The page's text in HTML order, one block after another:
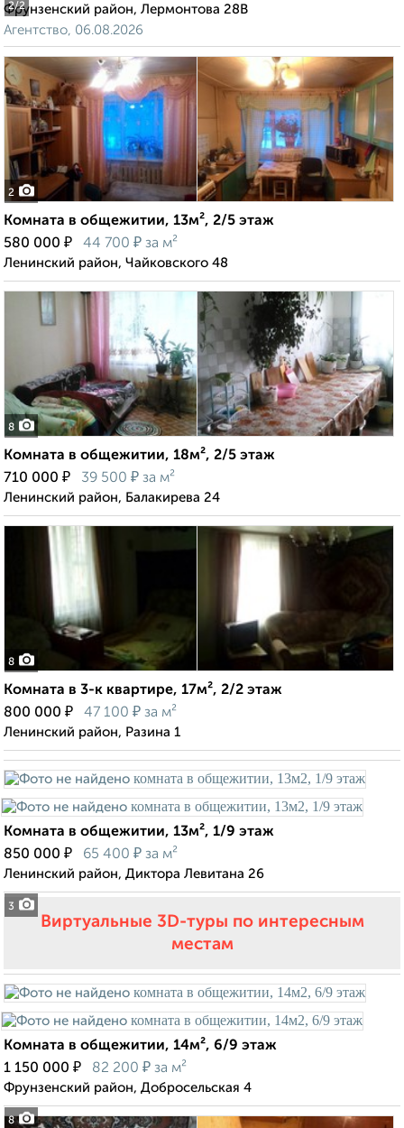
2/2
Фрунзенский район, Лермонтова 28В
Агентство, 06.08.2026
2
Комната в общежитии, 13м², 2/5 этаж
580 000 ₽ 44 700 ₽ за м²
Ленинский район, Чайковского 48
8
Комната в общежитии, 18м², 2/5 этаж
710 000 ₽ 39 500 ₽ за м²
Ленинский район, Балакирева 24
8
Комната в 3-к квартире, 17м², 2/2 этаж
800 000 ₽ 47 100 ₽ за м²
Ленинский район, Разина 1
3
Комната в общежитии, 13м², 1/9 этаж
850 000 ₽ 65 400 ₽ за м²
Ленинский район, Диктора Левитана 26
Виртуальные 3D-туры по интересным
местам
8
Комната в общежитии, 14м², 6/9 этаж
1 150 000 ₽ 82 200 ₽ за м²
Фрунзенский район, Добросельская 4